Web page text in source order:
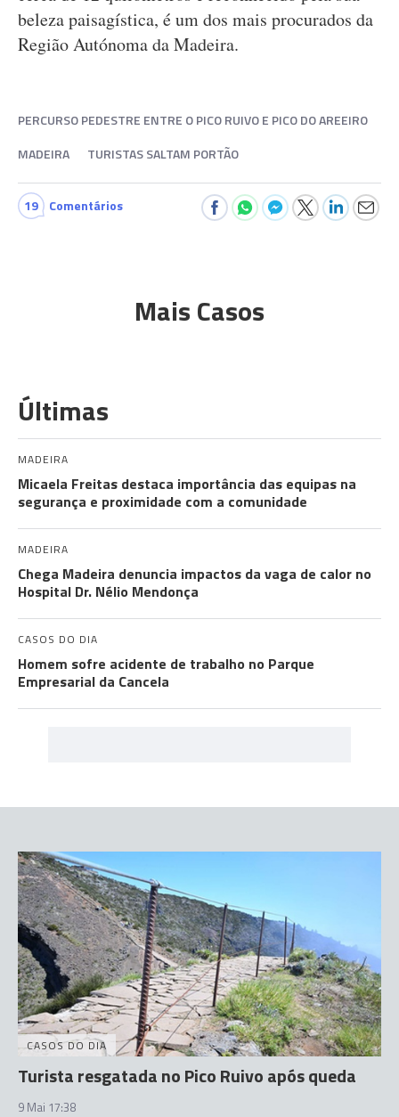
beleza paisagística, é um dos mais procurados da
Região Autónoma da Madeira.
PERCURSO PEDESTRE ENTRE O PICO RUIVO E PICO DO AREEIRO
MADEIRA
TURISTAS SALTAM PORTÃO
19 Comentários
Mais Casos
Últimas
MADEIRA
Micaela Freitas destaca importância das equipas na
segurança e proximidade com a comunidade
MADEIRA
Chega Madeira denuncia impactos da vaga de calor no
Hospital Dr. Nélio Mendonça
CASOS DO DIA
Homem sofre acidente de trabalho no Parque
Empresarial da Cancela
CASOS DO DIA
Turista resgatada no Pico Ruivo após queda
9 Mai 17:38